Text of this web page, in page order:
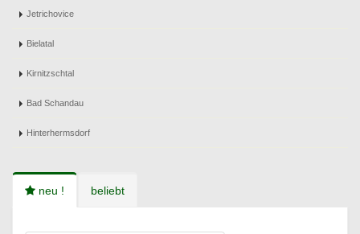
Jetrichovice
Bielatal
Kirnitzschtal
Bad Schandau
Hinterhermsdorf
neu ! beliebt